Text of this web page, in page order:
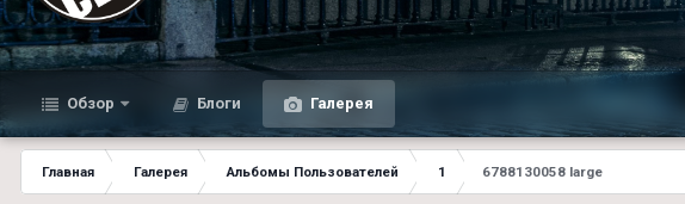
Обзор Блоги Галерея
Главная Галерея Альбомы Пользователей 1 6788130058 large